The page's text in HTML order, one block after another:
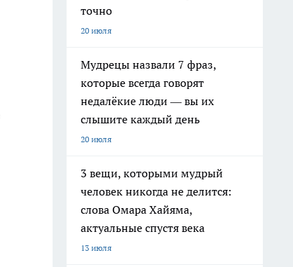
точно
20 июля
Мудрецы назвали 7 фраз,
которые всегда говорят
недалёкие люди — вы их
слышите каждый день
20 июля
3 вещи, которыми мудрый
человек никогда не делится:
слова Омара Хайяма,
актуальные спустя века
13 июля